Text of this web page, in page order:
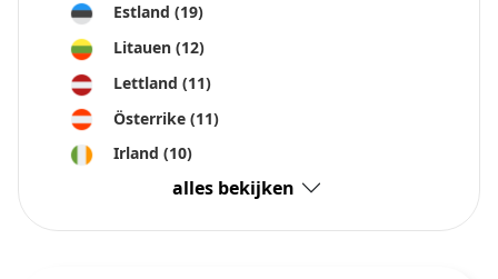
Estland (19)
Litauen (12)
Lettland (11)
Österrike (11)
Irland (10)
alles bekijken